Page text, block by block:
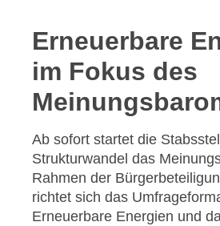
Erneuerbare
im Fokus des
Ab sofort startet die
Strukturwandel das
Rahmen der
richtet sich das
Erneuerbare Energien und